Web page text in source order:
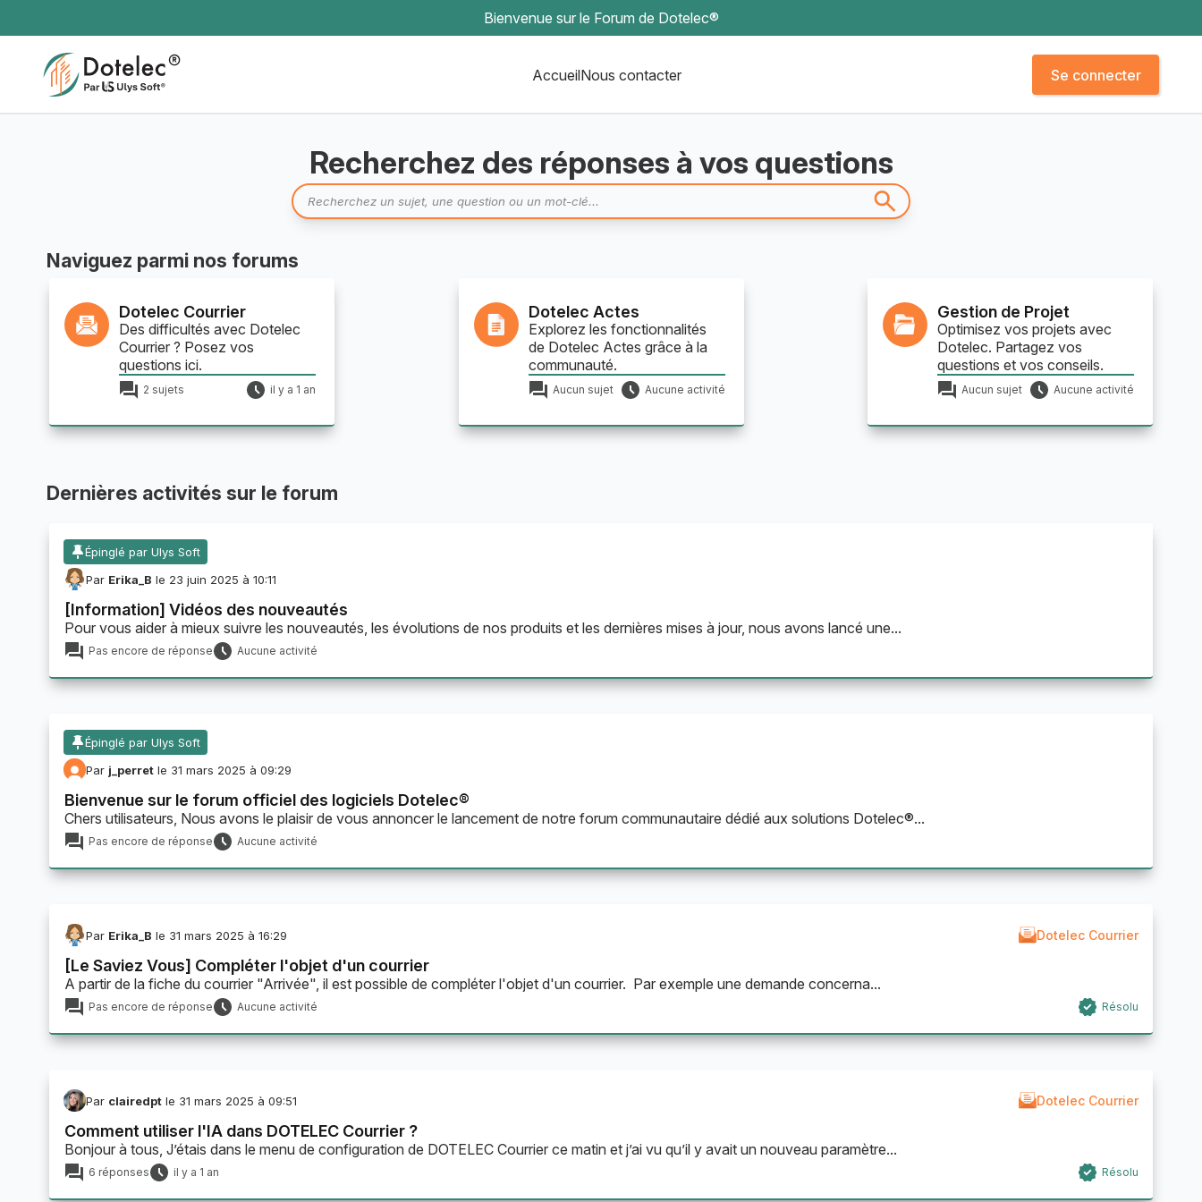
Bienvenue sur le Forum de Dotelec®
AccueilNous contacter Se connecter
Recherchez des réponses à vos questions
Naviguez parmi nos forums
Dotelec Courrier
Des difficultés avec Dotelec
Courrier ? Posez vos
questions ici.
2 sujets il y a 1 an
Dotelec Actes
Explorez les fonctionnalités
de Dotelec Actes grâce à la
communauté.
Aucun sujet Aucune activité
Gestion de Projet
Optimisez vos projets avec
Dotelec. Partagez vos
questions et vos conseils.
Aucun sujet Aucune activité
Dernières activités sur le forum
Épinglé par Ulys Soft
Par Erika_B le 23 juin 2025 à 10:11
[Information] Vidéos des nouveautés
Pour vous aider à mieux suivre les nouveautés, les évolutions de nos produits et les dernières mises à jour, nous avons lancé une...
Pas encore de réponse Aucune activité
Épinglé par Ulys Soft
Par j_perretle 31 mars 2025 à 09:29
Bienvenue sur le forum officiel des logiciels Dotelec®
Chers utilisateurs, Nous avons le plaisir de vous annoncer le lancement de notre forum communautaire dédié aux solutions Dotelec®...
Pas encore de réponse Aucune activité
Par Erika_B le 31 mars 2025 à 16:29 Dotelec Courrier
[Le Saviez Vous] Compléter l'objet d'un courrier
A partir de la fiche du courrier "Arrivée", il est possible de compléter l'objet d'un courrier. Par exemple une demande concerna...
Pas encore de réponse Aucune activité Résolu
Par clairedptle 31 mars 2025 à 09:51 Dotelec Courrier
Comment utiliser l'IA dans DOTELEC Courrier ?
Bonjour à tous, J’étais dans le menu de configuration de DOTELEC Courrier ce matin et j’ai vu qu’il y avait un nouveau paramètre...
6 réponses il y a 1 an Résolu